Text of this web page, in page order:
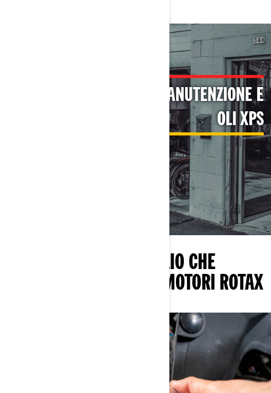
PRODOTTI PER MANUTENZIONE E
OLI XPS
IL KIT PER IL CAMBIO OLIO CHE
MANTIENE IN FORMA I MOTORI ROTAX